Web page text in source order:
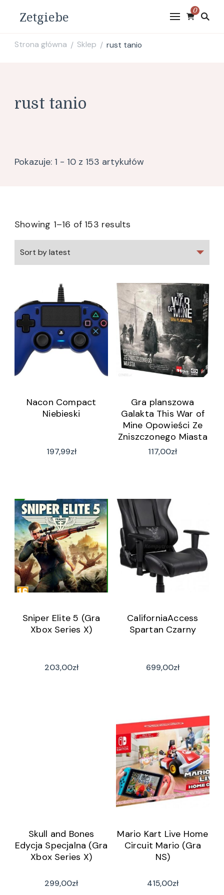
Zetgiebe 0
Strona główna / Sklep / rust tanio
rust tanio
Pokazuje: 1 - 10 z 153 artykułów
Showing 1–16 of 153 results
Nacon Compact
Niebieski
197,99zł
Gra planszowa
Galakta This War of
Mine Opowieści Ze
Zniszczonego Miasta
117,00zł
Sniper Elite 5 (Gra
Xbox Series X)
203,00zł
CaliforniaAccess
Spartan Czarny
699,00zł
Skull and Bones
Edycja Specjalna (Gra
Xbox Series X)
299,00zł
Mario Kart Live Home
Circuit Mario (Gra
NS)
415,00zł